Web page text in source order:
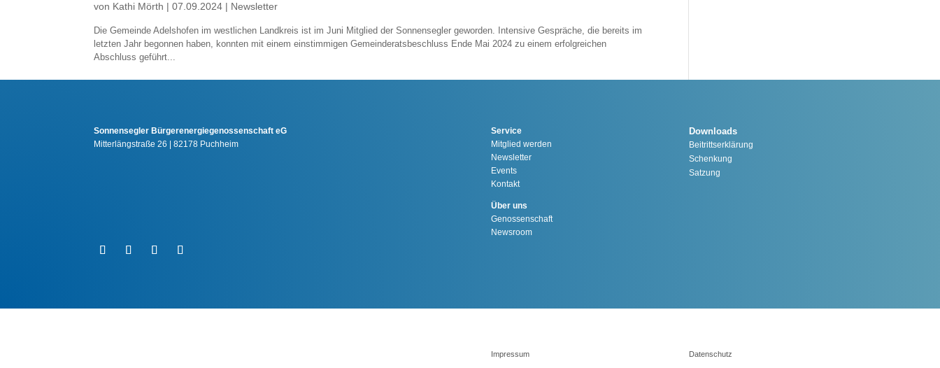
von Kathi Mörth |07.09.2024 | Newsletter
Die Gemeinde Adelshofen im westlichen Landkreis ist im Juni Mitglied der Sonnensegler geworden. Intensive Gespräche, die bereits im
letzten Jahr begonnen haben, konnten mit einem einstimmigen Gemeinderatsbeschluss Ende Mai 2024 zu einem erfolgreichen
Abschluss geführt...
Sonnensegler Bürgerenergiegenossenschaft eG
Mitterlängstraße 26 | 82178 Puchheim
Service
Mitglied werden
Newsletter
Events
Kontakt
Über uns
Genossenschaft
Newsroom
Downloads
Beitrittserklärung
Schenkung
Satzung
Impressum Datenschutz